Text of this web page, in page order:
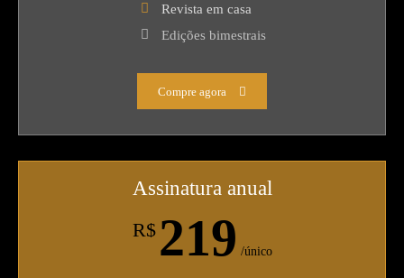
Revista em casa
Edições bimestrais
Compre agora
Assinatura anual
R$ 219 /único